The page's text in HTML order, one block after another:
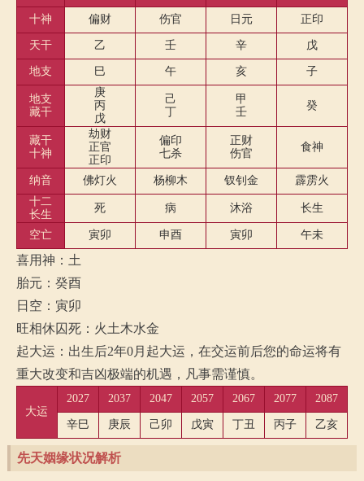
十神 偏财 伤官 日元 正印
天干 乙 壬 辛 戊
地支 巳 午 亥 子
地支
藏干
庚
丙
戊
己
丁
甲
壬
癸
藏干
十神
劫财
正官
正印
偏印
七杀
正财
伤官
食神
纳音 佛灯火 杨柳木 钗钊金
霹雳火
十二
长生
死 病 沐浴 长生
空亡 寅卯 申酉 寅卯 午未
喜用神：土
胎元：癸酉
日空：寅卯
旺相休囚死：火土木水金
起大运：出生后2年0月起大运，在交运前后您的命运将有
重大改变和吉凶极端的机遇，凡事需谨慎。
大运
2027 2037 2047 2057 2067 2077 2087
辛巳 庚辰 己卯 戊寅 丁丑 丙子 乙亥
先天姻缘状况解析